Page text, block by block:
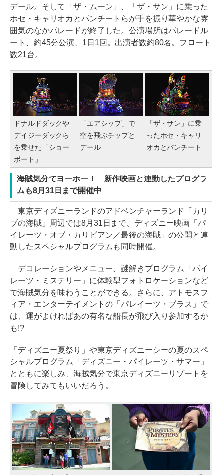
デール。そして「ザ・ムーン」、「ザ・サン」に乗った
ホセ・キャリオカとパンチートらが手を振り華やかな雰
囲気のなかパレードが終了した。公演場所はパレードル
ート、約45分公演、1日1回。出演者数約80名。フロート
数21台。
ドナルドダックや
デイジーダックら
を乗せた「ショー
ボート」
「エアシップ」で
空を飛ぶチップと
デール
「ザ・サン」に乗
ったホセ・キャリ
オカとパンチート
海賊気分でヨーホー！ 新作映画と連動したプログラ
ムも8月31日まで開催中
東京ディズニーランドのアドベンチャーランド「カリ
ブの海賊」周辺では8月31日まで、ディズニー映画「パ
イレーツ・オブ・カリビアン／最後の海賊」の公開と連
動したスペシャルプログラムも同時開催。
デコレーションやメニュー、謎解きプログラム「パイ
レーツ・ミステリー」に体験型フォトロケーションなど
で海賊気分を味わうことができる。さらに、アトモスフ
ィア・エンターテイメントの「パレイーツ・ブラス」で
は、運がよければあの有名な船長が飛び入り参加するか
も!?
「ディズニー夏祭り」や東京ディズニーシーの夏のスペ
シャルプログラム「ディズニー・パイレーツ・サマー」
とともに楽しみ、海賊気分で東京ディズニーリゾートを
冒険してみてもいいだろう。